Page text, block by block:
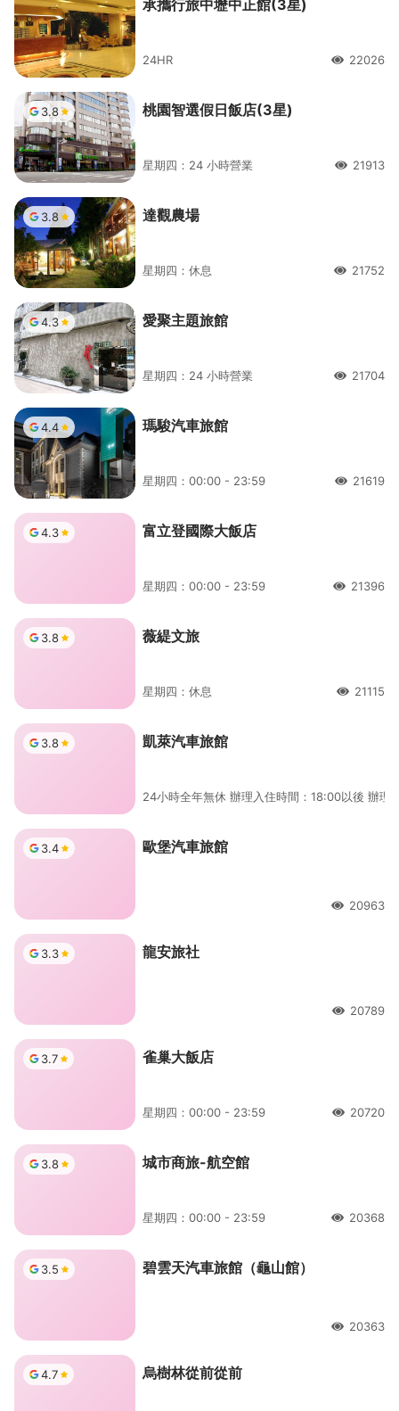
承攜行旅中壢中正館(3星)
24HR 人氣22026
3.8 桃園智選假日飯店(3星)
星期四：24 小時營業 人氣21913
3.8 達觀農場
星期四：休息 人氣21752
4.3 愛聚主題旅館
星期四：24 小時營業 人氣21704
4.4 瑪駿汽車旅館
星期四：00:00 - 23:59 人氣21619
4.3 富立登國際大飯店
星期四：00:00 - 23:59 人氣21396
3.8 薇緹文旅
星期四：休息 人氣21115
3.8 凱萊汽車旅館
24小時全年無休 辦理入住時間：18:00以後 辦理
3.4 歐堡汽車旅館
人氣20963
3.3 龍安旅社
人氣20789
3.7 雀巢大飯店
星期四：00:00 - 23:59 人氣20720
3.8 城市商旅-航空館
星期四：00:00 - 23:59 人氣20368
3.5 碧雲天汽車旅館（龜山館）
人氣20363
4.7 烏樹林從前從前